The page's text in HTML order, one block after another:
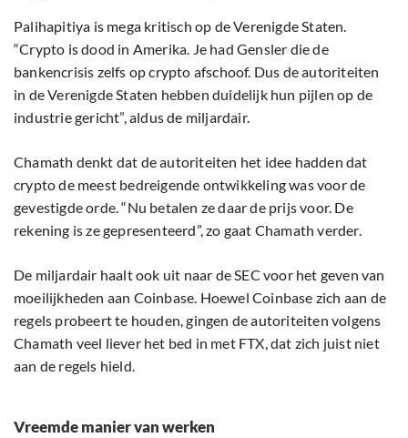
Palihapitiya is mega kritisch op de Verenigde Staten.
“Crypto is dood in Amerika. Je had Gensler die de
bankencrisis zelfs op crypto afschoof. Dus de autoriteiten
in de Verenigde Staten hebben duidelijk hun pijlen op de
industrie gericht”, aldus de miljardair.
Chamath denkt dat de autoriteiten het idee hadden dat
crypto de meest bedreigende ontwikkeling was voor de
gevestigde orde. “Nu betalen ze daar de prijs voor. De
rekening is ze gepresenteerd”, zo gaat Chamath verder.
De miljardair haalt ook uit naar de SEC voor het geven van
moeilijkheden aan Coinbase. Hoewel Coinbase zich aan de
regels probeert te houden, gingen de autoriteiten volgens
Chamath veel liever het bed in met FTX, dat zich juist niet
aan de regels hield.
Vreemde manier van werken